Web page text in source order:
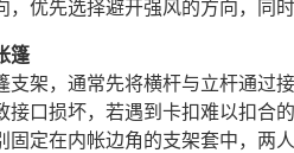
优先选择避开强风的方向，同时
篷
支架，通常先将横杆与立杆通过
接口损坏，若遇到卡扣难以扣合
固定在内帐边角的支架套中，两